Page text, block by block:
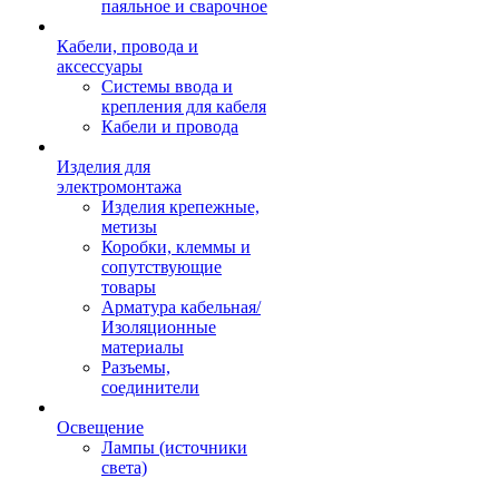
паяльное и сварочное
Кабели, провода и
аксессуары
Системы ввода и
крепления для кабеля
Кабели и провода
Изделия для
электромонтажа
Изделия крепежные,
метизы
Коробки, клеммы и
сопутствующие
товары
Арматура кабельная/
Изоляционные
материалы
Разъемы,
соединители
Освещение
Лампы (источники
света)